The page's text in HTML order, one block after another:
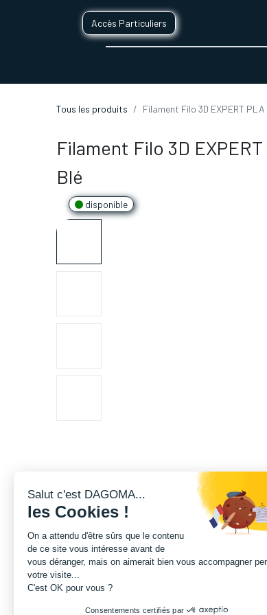
Accès Particuliers
Tous les produits Filament Filo 3D EXPERT
Filament Filo 3D
Blé
disponible
Salut c'est DAGOMA...
les Cookies !
On a attendu d'être sûrs que le contenu
de ce site vous intéresse avant de
vous déranger, mais on aimerait bien vous accompagner
votre visite...
C'est OK pour vous ?
Consentements certifiés par